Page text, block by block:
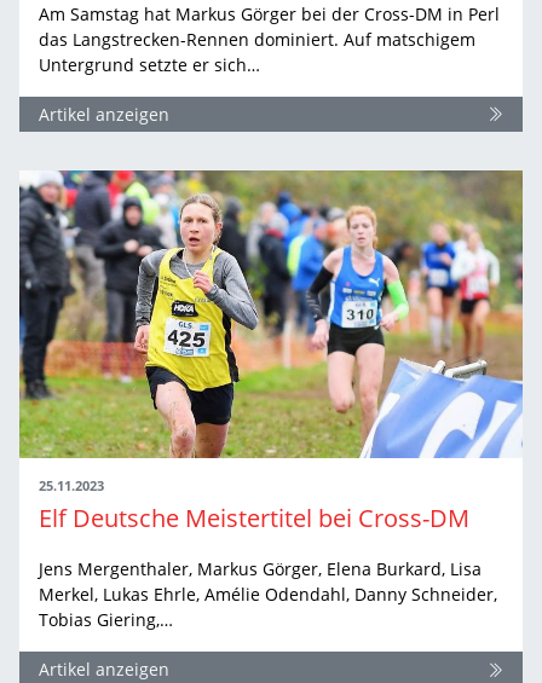
Am Samstag hat Markus Görger bei der Cross-DM in Perl
das Langstrecken-Rennen dominiert. Auf matschigem
Untergrund setzte er sich…
Artikel anzeigen
25.11.2023
Elf Deutsche Meistertitel bei Cross-DM
Jens Mergenthaler, Markus Görger, Elena Burkard, Lisa
Merkel, Lukas Ehrle, Amélie Odendahl, Danny Schneider,
Tobias Giering,…
Artikel anzeigen